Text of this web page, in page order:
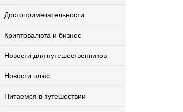
Достопримечательности
Криптовалюта и бизнес
Новости для путешественников
Новости плюс
Питаемся в путешествии